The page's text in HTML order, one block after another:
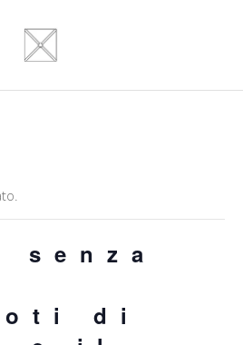
senza
di